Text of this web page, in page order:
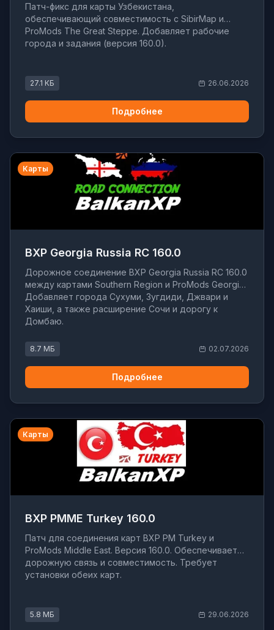
Патч-фикс для карты Узбекистана,
обеспечивающий совместимость с SibirMap и
ProMods The Great Steppe. Добавляет рабочие
города и задания (версия 160.0).
27.1 КБ 26.06.2026
Подробнее
Карты
BXP Georgia Russia RC 160.0
Дорожное соединение BXP Georgia Russia RC 160.0
между картами Southern Region и ProMods Georgia.
Добавляет города Сухуми, Зугдиди, Джвари и
Хаиши, а также расширение Сочи и дорогу к
Домбаю.
8.7 МБ 02.07.2026
Подробнее
Карты
BXP PMME Turkey 160.0
Патч для соединения карт BXP PM Turkey и
ProMods Middle East. Версия 160.0. Обеспечивает
дорожную связь и совместимость. Требует
установки обеих карт.
5.8 МБ 29.06.2026